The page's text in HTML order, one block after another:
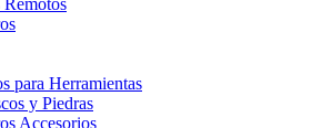
para Herramientas
y Piedras
Accesorios